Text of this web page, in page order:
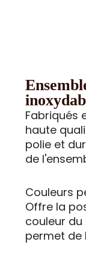
Fabriqués
haute
polie et
de
Couleurs
Offre la
couleur
permet de